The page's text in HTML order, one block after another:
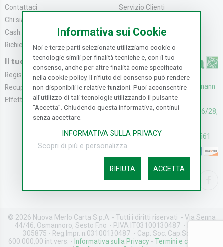
Contattaci
Chi siamo
Cash & Carry
Richiedi catalogo
Servizio Clienti
Modalità di Spediz...
Resi e Recessi
Il tuo Account
Registrati
Recupera la Passwo...
Effettua un Reso
UFFICI: V. Senna 44/46, Osmann
oro Sesto F.no (FI)
CASH & CARRY: V. Senna 26/28,
Assistenza: (+39) 055374561
© 2026 Nuova Merlo Carta S.p.A. - Tutti i diritti riservati - Via Senna
44/46, Osmannoro, Sesto F.no - P.IVA IT03100130487 - REA FI-
305875 - Reg.Impr. n.03100130487 - Cap. Soc. Cap.Soc. €
600.000,00 int.vers. - Informativa sulla Privacy - Termini e condizioni
Informativa sui Cookie
Noi e terze parti selezionate utilizziamo cookie o
tecnologie simili per finalità tecniche e, con il tuo
consenso, anche per altre finalità come specificato
nella cookie policy. Il rifiuto del consenso può rendere
non disponibili le relative funzioni. Puoi acconsentire
all’utilizzo di tali tecnologie utilizzando il pulsante
“Accetta”. Chiudendo questa informativa, continui
senza accettare.
INFORMATIVA SULLA PRIVACY
Scopri di più e personalizza
RIFIUTA ACCETTA